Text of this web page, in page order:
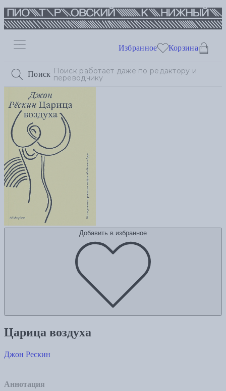
Поиск
Избранное Корзина
Добавить в избранное
Царица воздуха
Джон Рескин
Аннотация